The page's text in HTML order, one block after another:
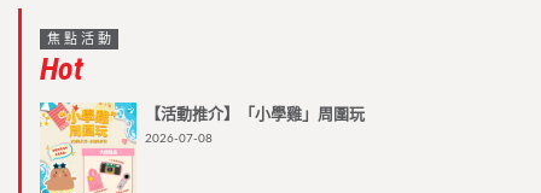
焦點活動
Hot
【活動推介】「小學雞」周圍玩
2026-07-08